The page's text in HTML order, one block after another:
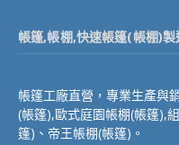
帳篷,帳棚,快速帳篷(帳棚)製
帳篷工廠直營，專業生產與
(帳篷),歐式庭園帳棚(帳篷),
篷)、帝王帳棚(帳篷)。